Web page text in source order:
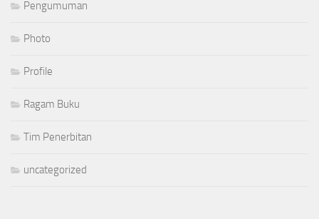
Pengumuman
Photo
Profile
Ragam Buku
Tim Penerbitan
uncategorized